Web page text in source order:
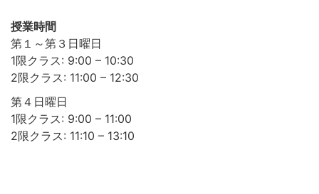
授業時間
第１～第３日曜日
1限クラス: 9:00 – 10:30
2限クラス: 11:00 – 12:30
第４日曜日
1限クラス: 9:00 – 11:00
2限クラス: 11:10 – 13:10